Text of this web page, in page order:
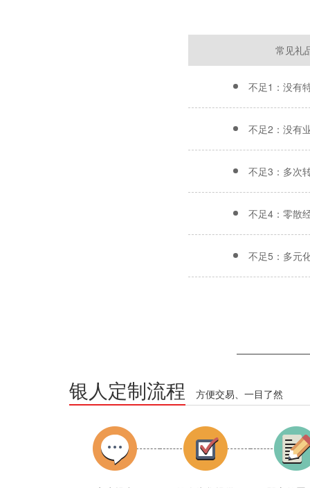
常见礼
不足1：没有
不足2：没有
不足3：多次
不足4：零散
不足5：多元
银人定制流程 方便交易、一目了然